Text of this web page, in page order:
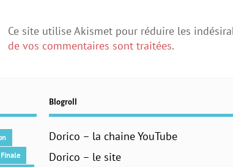
Ce site utilise Akismet pour réduire les
de vos commentaires sont traitées.
Finale
Blogroll
Dorico – la chaine YouTube
Dorico – le site